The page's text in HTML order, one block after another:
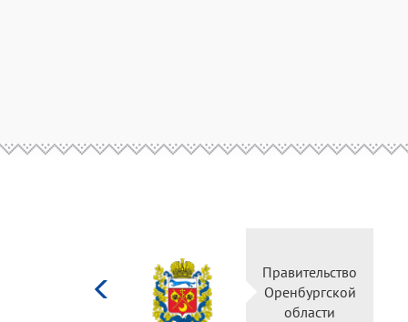
культуры
Российской
Правительство
Оренбургской
области